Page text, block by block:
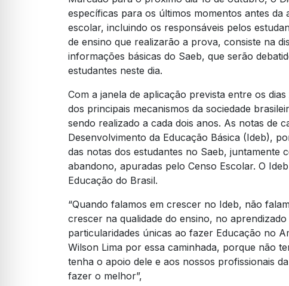
específicas para os últimos momentos antes
escolar, incluindo os responsáveis pelos
de ensino que realizarão a prova, consiste na
informações básicas do Saeb, que serão
estudantes neste dia.
Com a janela de aplicação prevista entre os
dos principais mecanismos da sociedade
sendo realizado a cada dois anos. As notas de
Desenvolvimento da Educação Básica (Ideb),
das notas dos estudantes no Saeb, juntamente
abandono, apuradas pelo Censo Escolar. O
Educação do Brasil.
“Quando falamos em crescer no Ideb, não
crescer na qualidade do ensino, no
particularidades únicas ao fazer Educação no
Wilson Lima por essa caminhada, porque não
tenha o apoio dele e aos nossos profissionais
fazer o melhor”,